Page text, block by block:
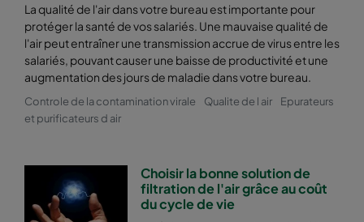
ePM2,5 50% 592 287 600
ePM2,5 50% 592
ePM2,5 50%
ePM2,5 50% 592 490
La qualité de l'air dans votre bureau est importante pour
protéger la santé de vos salariés. Une mauvaise qualité de
l'air peut entraîner une transmission accrue de virus entre les
salariés, pouvant causer une baisse de productivité et une
augmentation des jours de maladie dans votre bureau.
Controle de la contamination virale Qualite de l air
Epurateurs
et purificateurs d air
Choisir la bonne solution de
filtration de l'air grâce au coût
du cycle de vie